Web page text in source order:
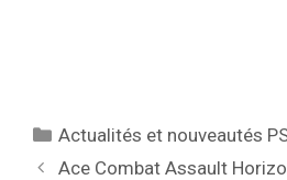
Catégories
Actualités et nouveautés
Ace Combat Assault